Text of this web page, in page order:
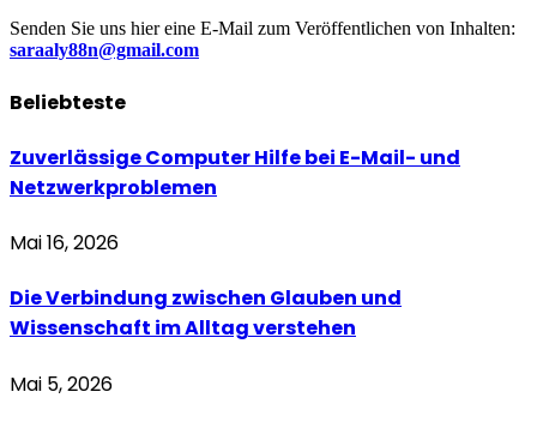
Senden Sie uns hier eine E-Mail zum Veröffentlichen von Inhalten:
saraaly88n@gmail.com
Beliebteste
Zuverlässige Computer Hilfe bei E-Mail- und
Netzwerkproblemen
Mai 16, 2026
Die Verbindung zwischen Glauben und
Wissenschaft im Alltag verstehen
Mai 5, 2026